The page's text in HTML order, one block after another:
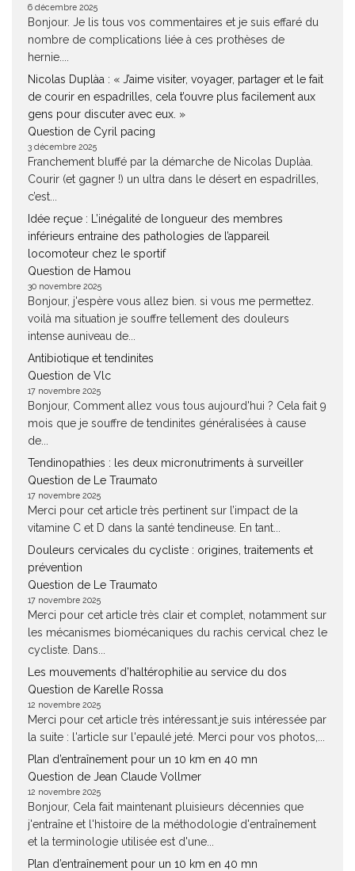
6 décembre 2025
Bonjour. Je lis tous vos commentaires et je suis effaré du
nombre de complications liée à ces prothèses de
hernie....
Nicolas Duplàa : « J’aime visiter, voyager, partager et le fait
de courir en espadrilles, cela t’ouvre plus facilement aux
gens pour discuter avec eux. »
Question de Cyril pacing
3 décembre 2025
Franchement bluffé par la démarche de Nicolas Duplàa.
Courir (et gagner !) un ultra dans le désert en espadrilles,
c’est...
Idée reçue : L’inégalité de longueur des membres
inférieurs entraine des pathologies de l’appareil
locomoteur chez le sportif
Question de Hamou
30 novembre 2025
Bonjour, j'espère vous allez bien. si vous me permettez.
voilà ma situation je souffre tellement des douleurs
intense auniveau de...
Antibiotique et tendinites
Question de Vlc
17 novembre 2025
Bonjour, Comment allez vous tous aujourd'hui ? Cela fait 9
mois que je souffre de tendinites généralisées à cause
de...
Tendinopathies : les deux micronutriments à surveiller
Question de Le Traumato
17 novembre 2025
Merci pour cet article très pertinent sur l’impact de la
vitamine C et D dans la santé tendineuse. En tant...
Douleurs cervicales du cycliste : origines, traitements et
prévention
Question de Le Traumato
17 novembre 2025
Merci pour cet article très clair et complet, notamment sur
les mécanismes biomécaniques du rachis cervical chez le
cycliste. Dans...
Les mouvements d’haltérophilie au service du dos
Question de Karelle Rossa
12 novembre 2025
Merci pour cet article très intéressant.je suis intéressée par
la suite : l'article sur l'epaulé jeté. Merci pour vos photos,...
Plan d’entraînement pour un 10 km en 40 mn
Question de Jean Claude Vollmer
12 novembre 2025
Bonjour, Cela fait maintenant pluisieurs décennies que
j'entraîne et l'histoire de la méthodologie d'entraînement
et la terminologie utilisée est d'une...
Plan d’entraînement pour un 10 km en 40 mn